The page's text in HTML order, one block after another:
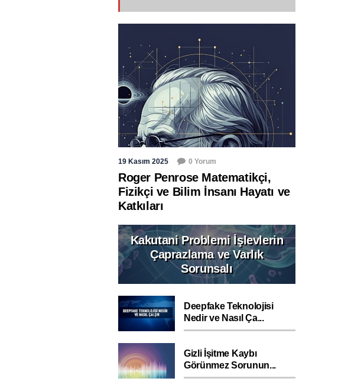
19 Kasım 2025 0 Yorum
Roger Penrose Matematikçi,
Fizikçi ve Bilim İnsanı Hayatı ve
Katkıları
Kakutani Problemi İşlevlerin
Çaprazlama ve Varlık
Sorunsalı
Deepfake Teknolojisi
Nedir ve Nasıl Ça...
Gizli İşitme Kaybı
Görünmez Sorunun...